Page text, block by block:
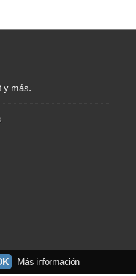
y más.
Más información